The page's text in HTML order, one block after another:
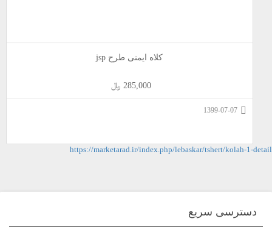
کلاه ایمنی طرح jsp
285,000 ﷼
1399-07-07
https://marketarad.ir/index.php/lebaskar/tshert/kolah-1-detail
دسترسی سریع